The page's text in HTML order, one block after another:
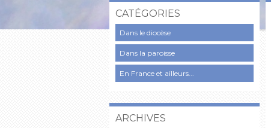
CATÉGORIES
Dans le diocèse
Dans la paroisse
En France et ailleurs...
ARCHIVES